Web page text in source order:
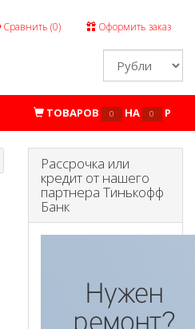
Сравнить (0) Оформить заказ
ТОВАРОВ 0 НА 0 P
Рассрочка или
кредит от нашего
партнера Тинькофф
Банк